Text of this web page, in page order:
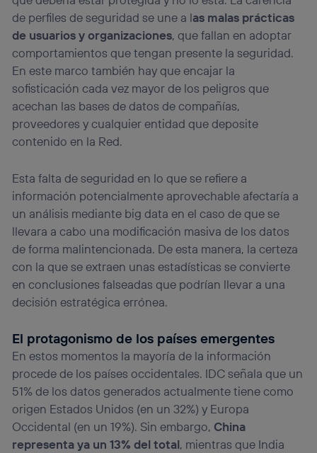
de perfiles de seguridad se une a las malas prácticas
de usuarios y organizaciones, que fallan en adoptar
comportamientos que tengan presente la seguridad.
En este marco también hay que encajar la
sofisticación cada vez mayor de los peligros que
acechan las bases de datos de compañías,
proveedores y cualquier entidad que deposite
contenido en la Red.
Esta falta de seguridad en lo que se refiere a
información potencialmente aprovechable afectaría a
un análisis mediante big data en el caso de que se
llevara a cabo una modificación masiva de los datos
de forma malintencionada. De esta manera, la certeza
con la que se extraen unas estadísticas se convierte
en conclusiones falseadas que podrían llevar a una
decisión estratégica errónea.
El protagonismo de los países emergentes
En estos momentos la mayoría de la información
procede de los países occidentales. IDC señala que un
51% de los datos generados actualmente tiene como
origen Estados Unidos (en un 32%) y Europa
Occidental (en un 19%). Sin embargo, China
representa ya un 13% del total, mientras que India